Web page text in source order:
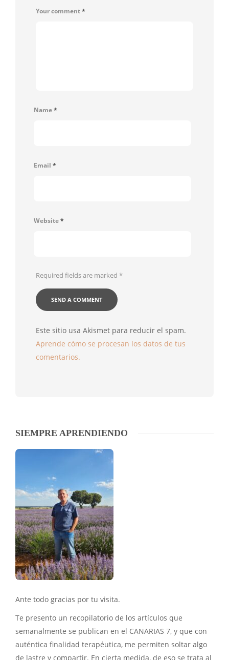
Your comment*
Name*
Email *
Website*
Required fields are marked *
Este sitio usa Akismet para reducir el spam.
Aprende cómo se procesan los datos de tus
comentarios.
SIEMPRE APRENDIENDO
Ante todo gracias por tu visita.
Te presento un recopilatorio de los artículos que
semanalmente se publican en el CANARIAS 7, y que con
auténtica finalidad terapéutica, me permiten soltar algo
de lastre y compartir. En cierta medida, de eso se trata al